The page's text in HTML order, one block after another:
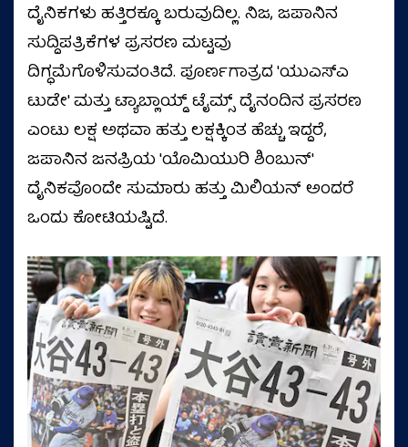
ದೈನಿಕಗಳು ಹತ್ತಿರಕ್ಕೂ ಬರುವುದಿಲ್ಲ. ನಿಜ, ಜಪಾನಿನ
ಸುದ್ದಿಪತ್ರಿಕೆಗಳ ಪ್ರಸರಣ ಮಟ್ಟವು
ದಿಗ್ಧಮೆಗೊಳಿಸುವಂತಿದೆ. ಪೂರ್ಣಗಾತ್ರದ 'ಯುಎಸ್ಎ
ಟುಡೇ' ಮತ್ತು ಟ್ಯಾಬ್ಲಾಯ್ಡ್ ಟೈಮ್ಸ್ ದೈನಂದಿನ ಪ್ರಸರಣ
ಎಂಟು ಲಕ್ಷ ಅಥವಾ ಹತ್ತು ಲಕ್ಷಕ್ಕಿಂತ ಹೆಚ್ಚು ಇದ್ದರೆ,
ಜಪಾನಿನ ಜನಪ್ರಿಯ 'ಯೊಮಿಯುರಿ ಶಿಂಬುನ್'
ದೈನಿಕವೊಂದೇ ಸುಮಾರು ಹತ್ತು ಮಿಲಿಯನ್ ಅಂದರೆ
ಒಂದು ಕೋಟಿಯಷ್ಟಿದೆ.